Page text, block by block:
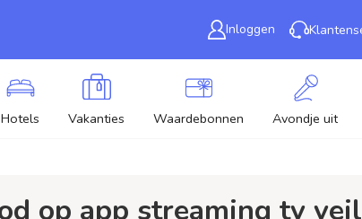
Inloggen
Hotels Vakanties Waardebonnen Avondje uit